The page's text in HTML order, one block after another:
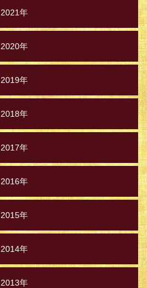
2021年
2020年
2019年
2018年
2017年
2016年
2015年
2014年
2013年